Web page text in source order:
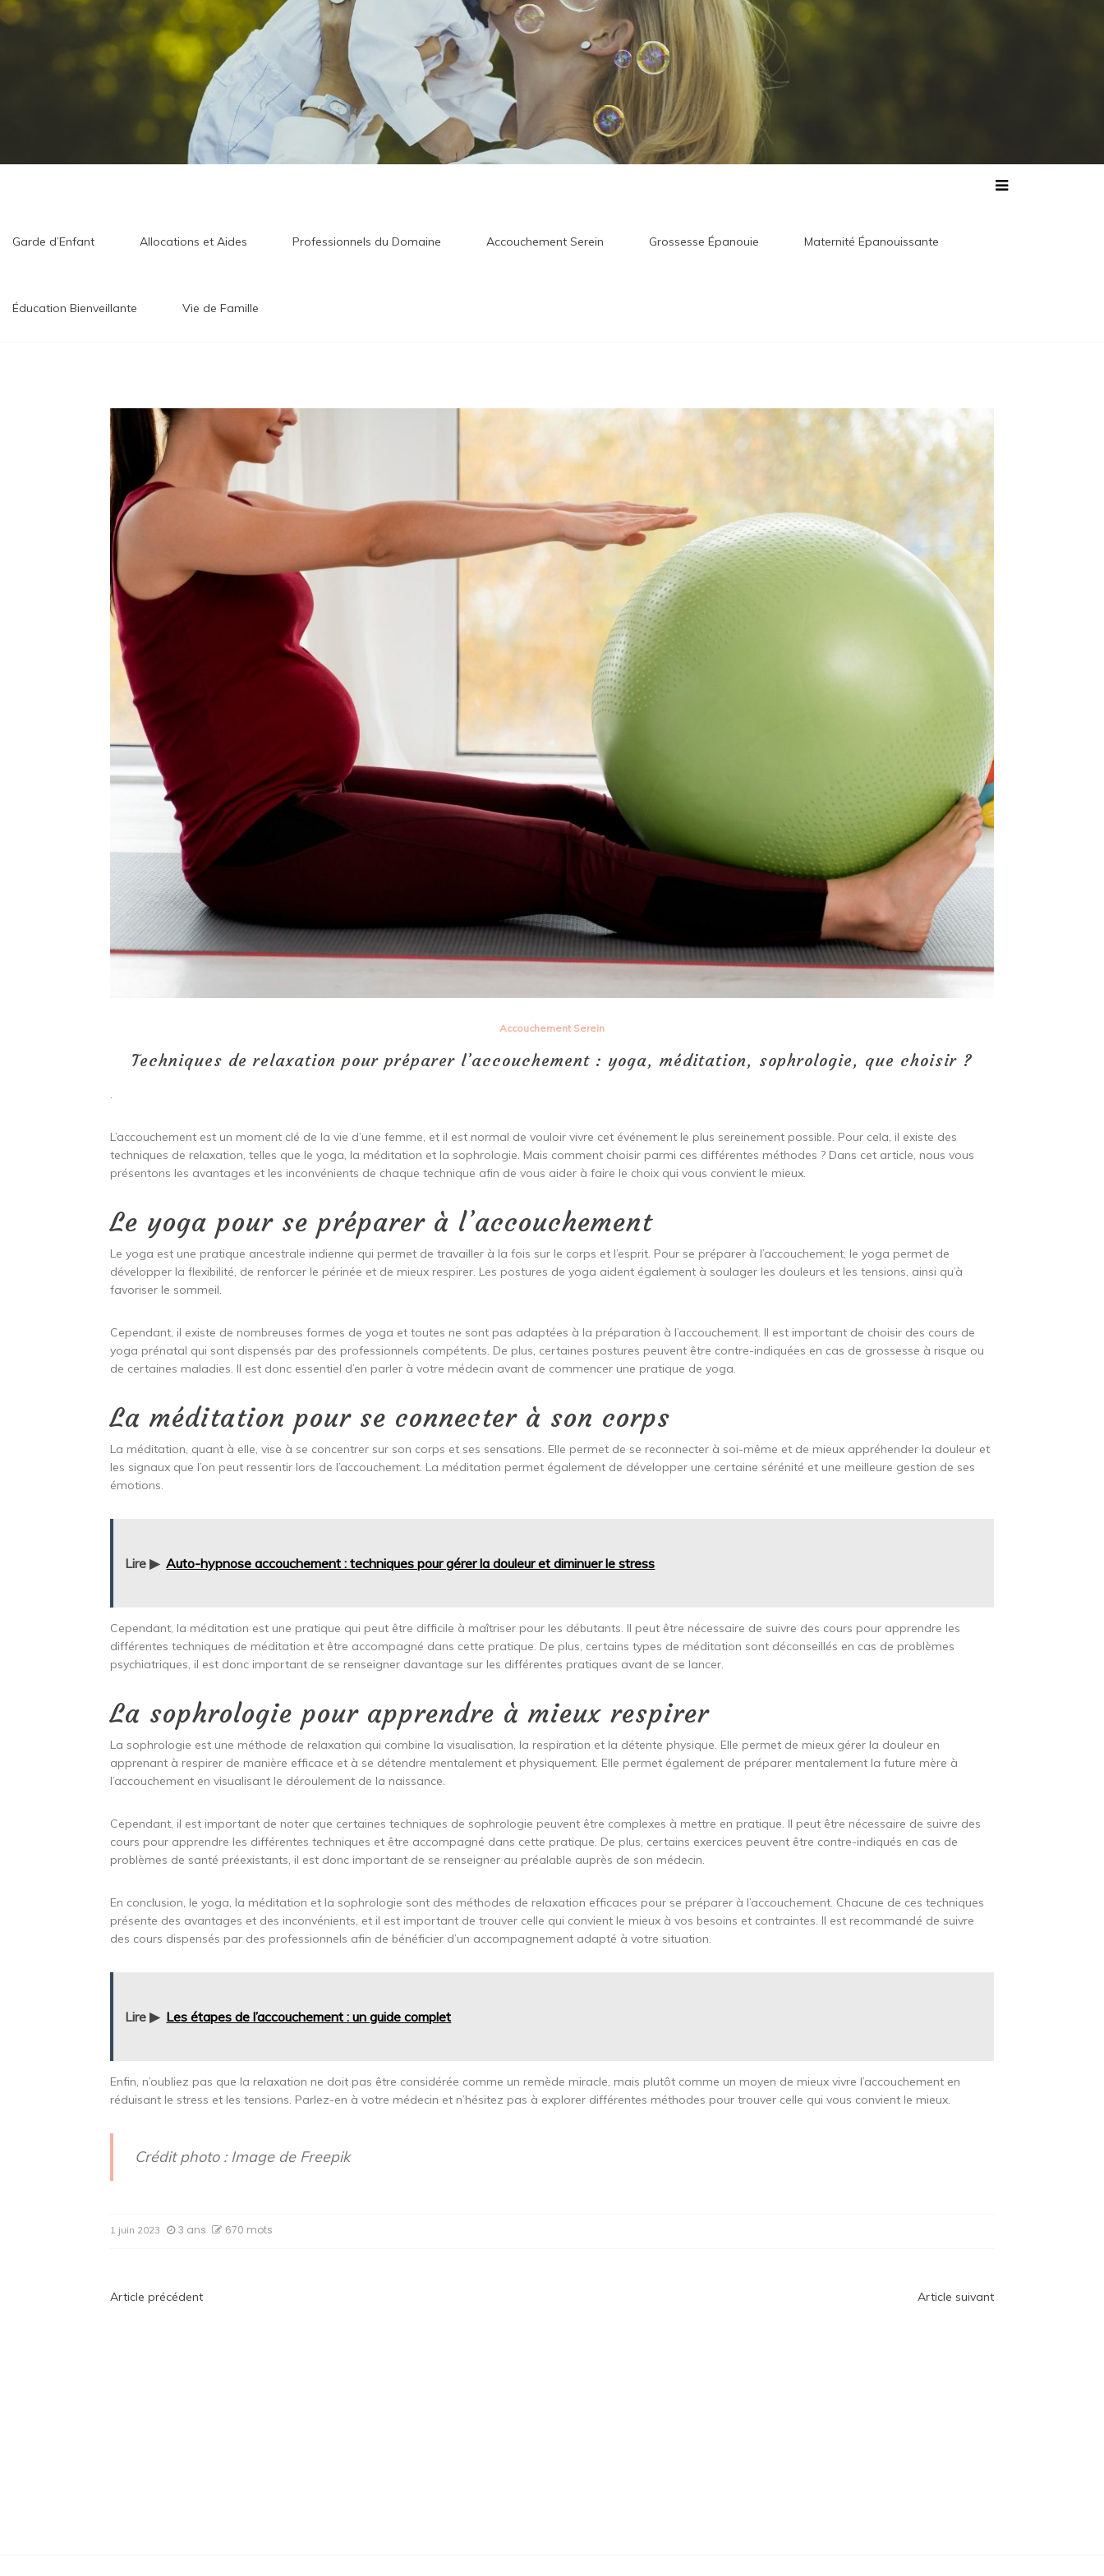
Garde d’Enfant Allocations et Aides Professionnels du Domaine Accouchement Serein Grossesse Épanouie Maternité Épanouissante
Éducation Bienveillante Vie de Famille
Accouchement Serein
Techniques de relaxation pour préparer l’accouchement : yoga, méditation, sophrologie, que choisir ?
.
L’accouchement est un moment clé de la vie d’une femme, et il est normal de vouloir vivre cet événement le plus sereinement possible. Pour cela, il existe des
techniques de relaxation, telles que le yoga, la méditation et la sophrologie. Mais comment choisir parmi ces différentes méthodes ? Dans cet article, nous vous
présentons les avantages et les inconvénients de chaque technique afin de vous aider à faire le choix qui vous convient le mieux.
Le yoga pour se préparer à l’accouchement
Le yoga est une pratique ancestrale indienne qui permet de travailler à la fois sur le corps et l’esprit. Pour se préparer à l’accouchement, le yoga permet de
développer la flexibilité, de renforcer le périnée et de mieux respirer. Les postures de yoga aident également à soulager les douleurs et les tensions, ainsi qu’à
favoriser le sommeil.
Cependant, il existe de nombreuses formes de yoga et toutes ne sont pas adaptées à la préparation à l’accouchement. Il est important de choisir des cours de
yoga prénatal qui sont dispensés par des professionnels compétents. De plus, certaines postures peuvent être contre-indiquées en cas de grossesse à risque ou
de certaines maladies. Il est donc essentiel d’en parler à votre médecin avant de commencer une pratique de yoga.
La méditation pour se connecter à son corps
La méditation, quant à elle, vise à se concentrer sur son corps et ses sensations. Elle permet de se reconnecter à soi-même et de mieux appréhender la douleur et
les signaux que l’on peut ressentir lors de l’accouchement. La méditation permet également de développer une certaine sérénité et une meilleure gestion de ses
émotions.
Lire ▶ Auto-hypnose accouchement : techniques pour gérer la douleur et diminuer le stress
Cependant, la méditation est une pratique qui peut être difficile à maîtriser pour les débutants. Il peut être nécessaire de suivre des cours pour apprendre les
différentes techniques de méditation et être accompagné dans cette pratique. De plus, certains types de méditation sont déconseillés en cas de problèmes
psychiatriques, il est donc important de se renseigner davantage sur les différentes pratiques avant de se lancer.
La sophrologie pour apprendre à mieux respirer
La sophrologie est une méthode de relaxation qui combine la visualisation, la respiration et la détente physique. Elle permet de mieux gérer la douleur en
apprenant à respirer de manière efficace et à se détendre mentalement et physiquement. Elle permet également de préparer mentalement la future mère à
l’accouchement en visualisant le déroulement de la naissance.
Cependant, il est important de noter que certaines techniques de sophrologie peuvent être complexes à mettre en pratique. Il peut être nécessaire de suivre des
cours pour apprendre les différentes techniques et être accompagné dans cette pratique. De plus, certains exercices peuvent être contre-indiqués en cas de
problèmes de santé préexistants, il est donc important de se renseigner au préalable auprès de son médecin.
En conclusion, le yoga, la méditation et la sophrologie sont des méthodes de relaxation efficaces pour se préparer à l’accouchement. Chacune de ces techniques
présente des avantages et des inconvénients, et il est important de trouver celle qui convient le mieux à vos besoins et contraintes. Il est recommandé de suivre
des cours dispensés par des professionnels afin de bénéficier d’un accompagnement adapté à votre situation.
Lire ▶ Les étapes de l’accouchement : un guide complet
Enfin, n’oubliez pas que la relaxation ne doit pas être considérée comme un remède miracle, mais plutôt comme un moyen de mieux vivre l’accouchement en
réduisant le stress et les tensions. Parlez-en à votre médecin et n’hésitez pas à explorer différentes méthodes pour trouver celle qui vous convient le mieux.
Crédit photo : Image de Freepik
1 juin 2023 3 ans 670 mots
Navigation
Article précédent Article suivant